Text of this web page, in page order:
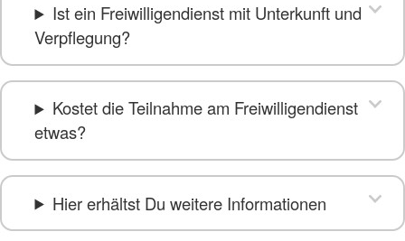
Ist ein Freiwilligendienst mit Unterkunft und
Verpflegung?
Kostet die Teilnahme am Freiwilligendienst
etwas?
Hier erhältst Du weitere Informationen